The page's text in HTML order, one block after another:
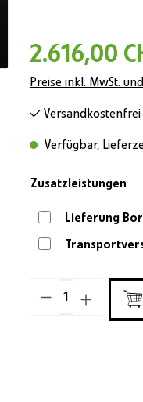
2.616,00
Preise inkl. MwSt.
Versandkostenfrei
Verfügbar,
Zusatzleistungen
Lieferung
Produkt